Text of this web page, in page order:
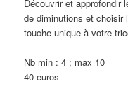
Découvrir et approfondir
de diminutions et choisir
touche unique à votre
Nb min : 4 ; max 10
40 euros